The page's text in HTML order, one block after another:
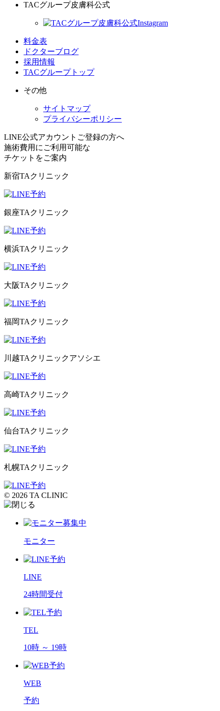
TACグループ皮膚科公式
料金表
ドクターブログ
採用情報
TACグループトップ
その他
サイトマップ
プライバシーポリシー
LINE公式アカウントご登録の方へ
施術費用にご利用可能な
チケット をご案内
新宿TAクリニック
銀座TAクリニック
横浜TAクリニック
大阪TAクリニック
福岡TAクリニック
川越TAクリニックアソシエ
高崎TAクリニック
仙台TAクリニック
札幌TAクリニック
© 2026 TA CLINIC
モニター
LINE
24時間受付
TEL
10時 ～ 19時
WEB
予約